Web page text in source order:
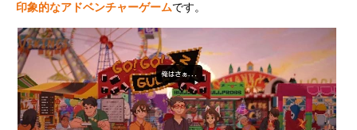
印象的なアドベンチャーゲームです。